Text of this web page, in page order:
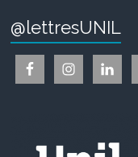
@lettresUNIL